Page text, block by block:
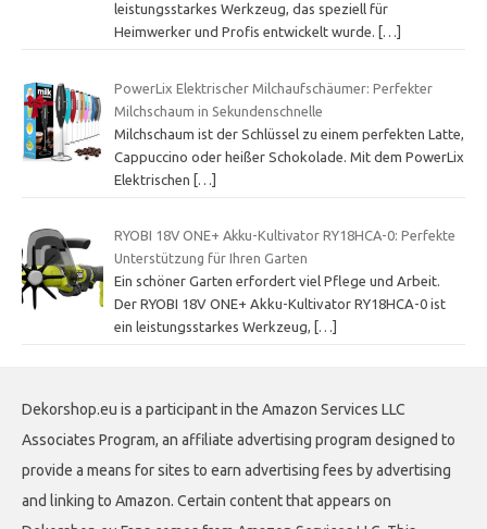
leistungsstarkes Werkzeug, das speziell für
Heimwerker und Profis entwickelt wurde.
[…]
PowerLix Elektrischer Milchaufschäumer: Perfekter
Milchschaum in Sekundenschnelle
Milchschaum ist der Schlüssel zu einem perfekten Latte,
Cappuccino oder heißer Schokolade. Mit dem PowerLix
Elektrischen […]
RYOBI 18V ONE+ Akku-Kultivator RY18HCA-0: Perfekte
Unterstützung für Ihren Garten
Ein schöner Garten erfordert viel Pflege und Arbeit.
Der RYOBI 18V ONE+ Akku-Kultivator RY18HCA-0 ist
ein leistungsstarkes Werkzeug,
[…]
Dekorshop.eu is a participant in the Amazon Services LLC
Associates Program, an affiliate advertising program designed to
provide a means for sites to earn advertising fees by advertising
and linking to Amazon. Certain content that appears on